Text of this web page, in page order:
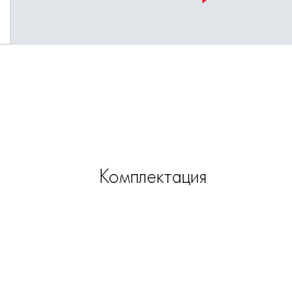
Комплектация